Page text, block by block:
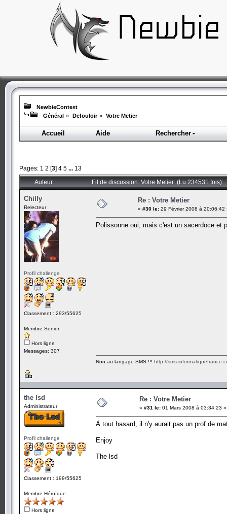
NewbieContest
Général » Defouloir » Votre Metier
Accueil Aide Rechercher
Pages: 1 2 [3] 4 5 ... 13
Auteur Fil de discussion: Votre Metier (Lu 234531 fois)
Chilly
Relecteur
Profil challenge
Classement : 293/55625
Membre Senior
Hors ligne
Messages: 307
Re : Votre Metier
« #30 le: 29 Février 2008 à 20:06:42
Polissonne oui, mais c'est un sacerdoce et
Non au langage SMS !!! http://
the lsd
Administrateur
Profil challenge
Classement : 199/55625
Membre Héroïque
Hors ligne
Re : Votre Metier
« #31 le: 01 Mars 2008 à 03:34:23 »
À tout hasard, il n'y aurait pas un prof de
Enjoy
The lsd